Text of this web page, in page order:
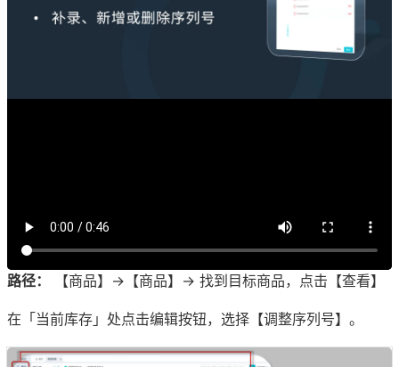
路径： 【商品】→【商品】→ 找到目标商品，点击【查看】
在「当前库存」处点击编辑按钮，选择【调整序列号】。